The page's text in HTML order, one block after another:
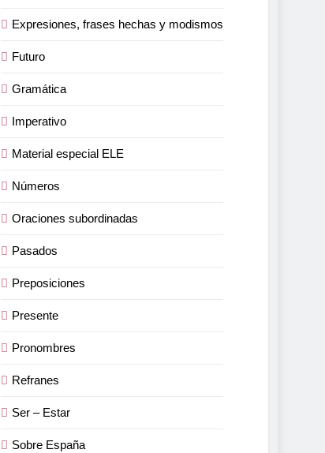
Expresiones, frases hechas y modismos
Futuro
Gramática
Imperativo
Material especial ELE
Números
Oraciones subordinadas
Pasados
Preposiciones
Presente
Pronombres
Refranes
Ser – Estar
Sobre España